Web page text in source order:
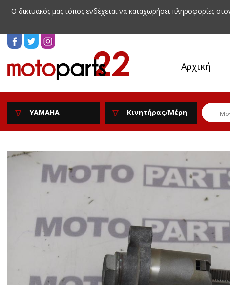
Ο δικτυακός μας τόπος ενδέχεται να καταχωρήσει πληροφορίες
Αρχική
YAMAHA Κινητήρας/Μέρη